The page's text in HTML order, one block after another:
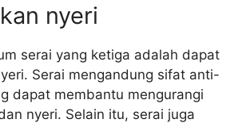
nyeri
serai yang ketiga adalah dapat
Serai mengandung sifat anti-
dapat membantu mengurangi
nyeri. Selain itu, serai juga